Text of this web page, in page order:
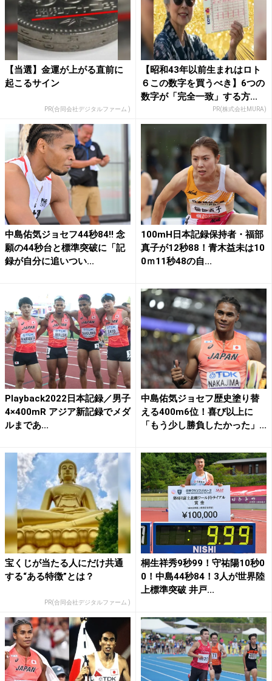
【当選】金運が上がる直前に
起こるサイン
PR(合同会社デジタルファーム )
【昭和43年以前生まれはロト
６この数字を買うべき】6つの
数字が「完全一致」する方...
PR(株式会社MURA)
中島佑気ジョセフ44秒84!! 念
願の44秒台と標準突破に「記
録が自分に追いつい...
100mH日本記録保持者・福部
真子が12秒88！青木益未は10
0ｍ11秒48の自...
Playback2022日本記録／男子
4×400mR アジア新記録でメダ
ルまであ...
中島佑気ジョセフ歴史塗り替
える400m6位！喜び以上に
「もう少し勝負したかった」...
宝くじが当たる人にだけ共通
する“ある特徴”とは？
PR(合同会社デジタルファーム )
桐生祥秀9秒99！守祐陽10秒0
0！中島44秒84！3人が世界陸
上標準突破 井戸...